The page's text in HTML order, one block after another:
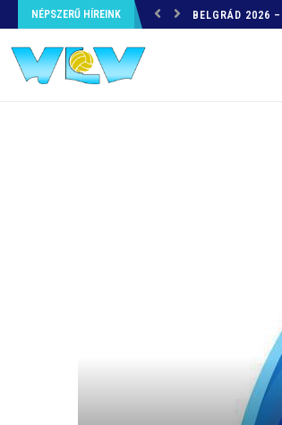
NÉPSZERŰ HÍREINK HELYZETKÉP AZ